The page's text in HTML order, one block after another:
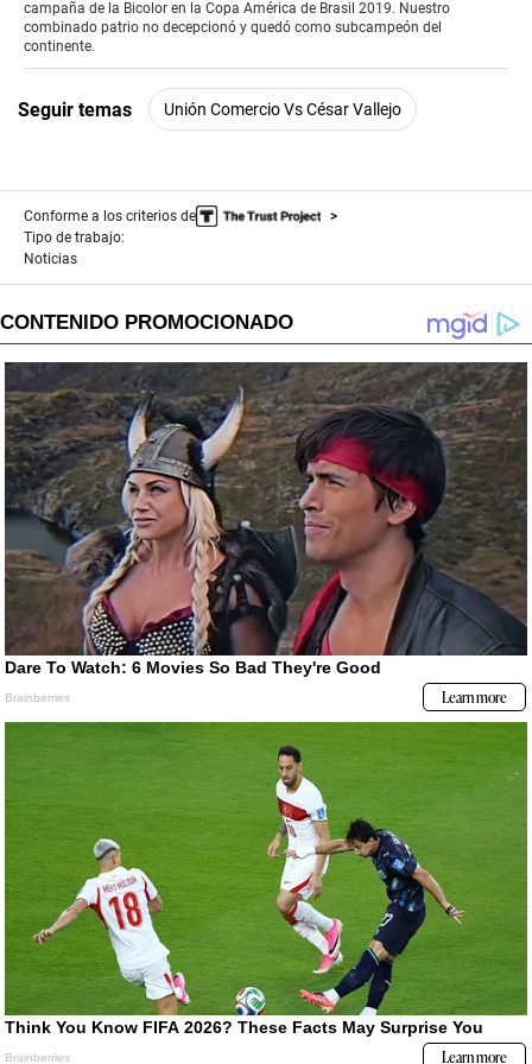
seconds
campaña de la Bicolor en la Copa América de Brasil 2019. Nuestro
combinado patrio no decepcionó y quedó como subcampeón del
continente.
Seguir temas Unión Comercio Vs César Vallejo
Conforme a los criterios de
Tipo de trabajo:
Noticias